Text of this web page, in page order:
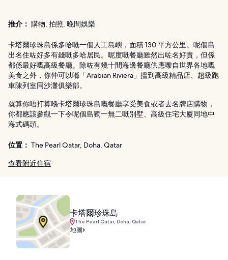
推介： 購物, 拍照, 晚間娛樂
卡塔爾珍珠島係多哈嘅一個人工島嶼，面積 130 平方公里。呢個島
出名住咗好多有錢嘅多哈居民。呢度嘅餐廳雖然出咗名好貴，但係
都係最好嘅高級餐廳。除咗有幾十間海邊餐廳供應嚟自世界各地嘅
美食之外，你仲可以喺「Arabian Riviera」搵到高級精品店、超級跑
車陳列室同沙灘俱樂部。
就算你唔打算喺卡塔爾珍珠島嘅餐廳享受美食或者去名牌店購物，
你都應該參觀一下令呢個島獨一無二嘅別墅、高級住宅大廈同地中
海式碼頭。
位置： The Pearl Qatar, Doha, Qatar
查看附近住宿
卡塔爾珍珠島
The Pearl Qatar, Doha, Qatar
地圖